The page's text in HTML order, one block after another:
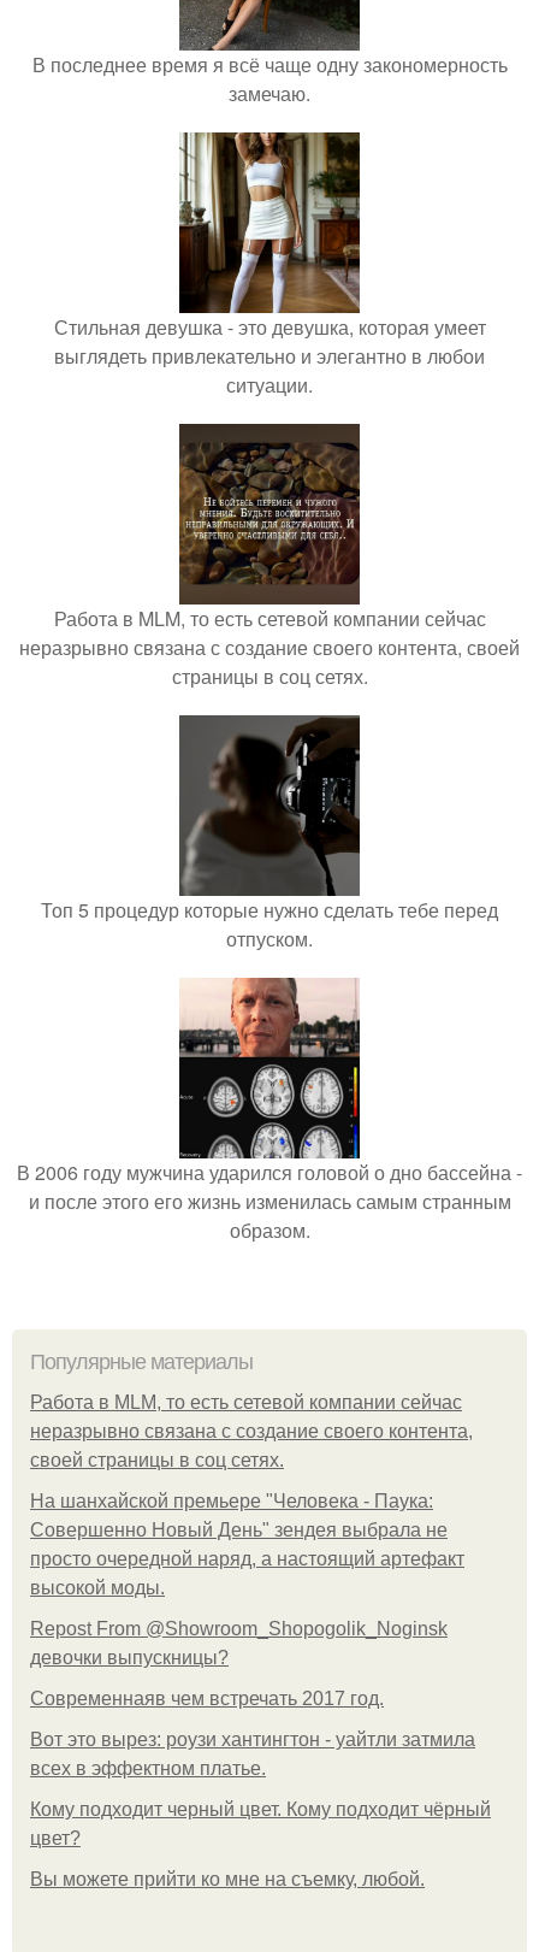
В последнее время я всё чаще одну закономерность
замечаю.
Стильная девушка - это девушка, которая умеет
выглядеть привлекательно и элегантно в любои
ситуации.
Работа в MLM, то есть сетевой компании сейчас
неразрывно связана с создание своего контента, своей
страницы в соц сетях.
Топ 5 процедур которые нужно сделать тебе перед
отпуском.
В 2006 году мужчина ударился головой о дно бассейна -
и после этого его жизнь изменилась самым странным
образом.
Популярные материалы
Работа в MLM, то есть сетевой компании сейчас
неразрывно связана с создание своего контента,
своей страницы в соц сетях.
На шанхайской премьере "Человека - Паука:
Совершенно Новый День" зендея выбрала не
просто очередной наряд, а настоящий артефакт
высокой моды.
Repost From @Showroom_Shopogolik_Noginsk
девочки выпускницы?
Современнаяв чем встречать 2017 год.
Вот это вырез: роузи хантингтон - уайтли затмила
всех в эффектном платьe.
Кому подходит черный цвет. Кому подходит чёрный
цвет?
Вы можете прийти ко мне на съемку, любой.